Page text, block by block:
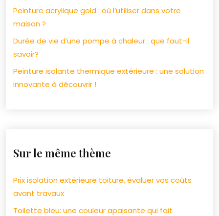
Peinture acrylique gold : où l’utiliser dans votre
maison ?
Durée de vie d’une pompe à chaleur : que faut-il
savoir?
Peinture isolante thermique extérieure : une solution
innovante à découvrir !
Sur le même thème
Prix isolation extérieure toiture, évaluer vos coûts
avant travaux
Toilette bleu: une couleur apaisante qui fait